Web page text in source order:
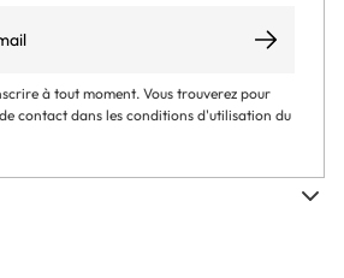
S’abonner
à tout moment. Vous trouverez pour
contact dans les conditions d'utilisation du